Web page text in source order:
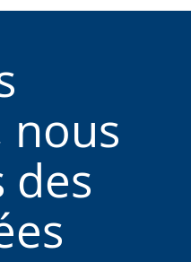
nous
des